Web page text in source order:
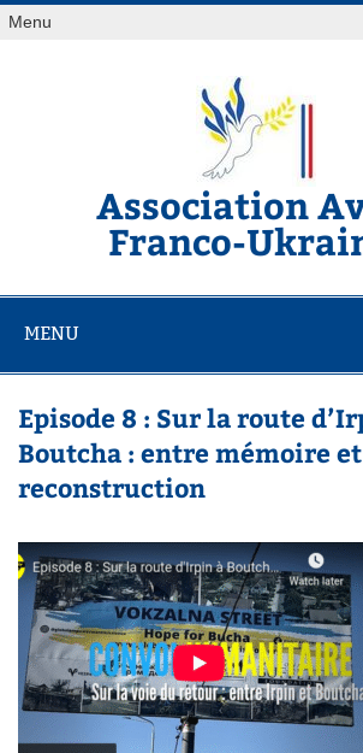
Skip
toMenu
Association
Franco-
MENU
Episode 8 : Sur la route
Boutcha : entre mémoire et
reconstruction